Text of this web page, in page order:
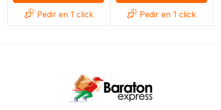
Pedir en 1 click Pedir en 1 click